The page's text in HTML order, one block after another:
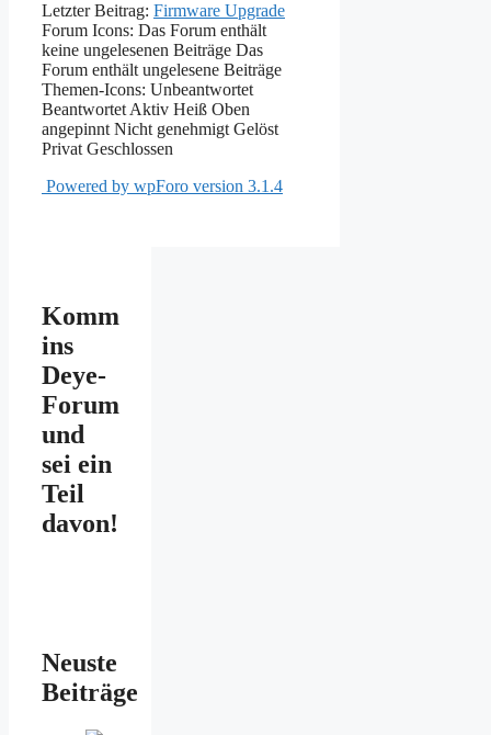
Letzter Beitrag: Firmware Upgrade
Forum Icons: Das Forum enthält
keine ungelesenen Beiträge Das
Forum enthält ungelesene Beiträge
Themen-Icons: Unbeantwortet
Beantwortet Aktiv Heiß Oben
angepinnt Nicht genehmigt Gelöst
Privat Geschlossen
Powered by wpForo version 3.1.4
Komm
ins
Deye-
Forum
und
sei ein
Teil
davon!
Neuste
Beiträge